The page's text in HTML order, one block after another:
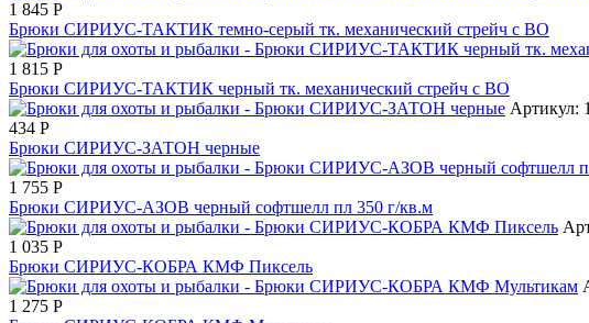
1 845 Р
Брюки СИРИУС-ТАКТИК темно-серый тк. механический стрейч с ВО
1 815 Р
Брюки СИРИУС-ТАКТИК черный тк. механический стрейч с ВО
Артикул:
434 Р
Брюки СИРИУС-ЗАТОН черные
1 755 Р
Брюки СИРИУС-АЗОВ черный софтшелл пл 350 г/кв.м
1 035 Р
Брюки СИРИУС-КОБРА КМФ Пиксель
1 275 Р